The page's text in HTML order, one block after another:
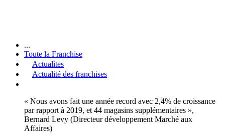
...
Toute la Franchise
Actualites
Actualité des franchises
« Nous avons fait une année record avec 2,4% de croissance
par rapport à 2019, et 44 magasins supplémentaires »,
Bernard Levy (Directeur développement Marché aux
Affaires)